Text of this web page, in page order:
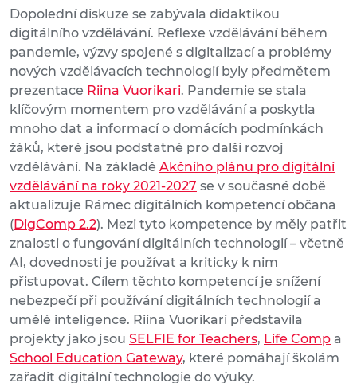
Dopolední diskuze se zabývala didaktikou
digitálního vzdělávání. Reflexe vzdělávání během
pandemie, výzvy spojené s digitalizací a problémy
nových vzdělávacích technologií byly předmětem
prezentace Riina Vuorikari. Pandemie se stala
klíčovým momentem pro vzdělávání a poskytla
mnoho dat a informací o domácích podmínkách
žáků, které jsou podstatné pro další rozvoj
vzdělávání. Na základě Akčního plánu pro digitální
vzdělávání na roky 2021-2027 se v současné době
aktualizuje Rámec digitálních kompetencí občana
(DigComp 2.2). Mezi tyto kompetence by měly patřit
znalosti o fungování digitálních technologií – včetně
AI, dovednosti je používat a kriticky k nim
přistupovat. Cílem těchto kompetencí je snížení
nebezpečí při používání digitálních technologií a
umělé inteligence. Riina Vuorikari představila
projekty jako jsou SELFIE for Teachers, Life Comp a
School Education Gateway, které pomáhají školám
zařadit digitální technologie do výuky.